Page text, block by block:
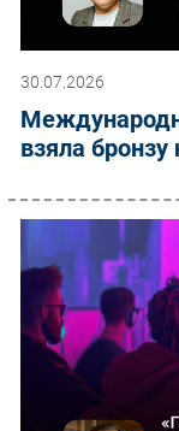
30.07.2026
взяла бронзу